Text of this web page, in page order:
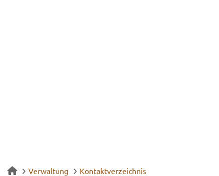
Verwaltung Kontaktverzeichnis